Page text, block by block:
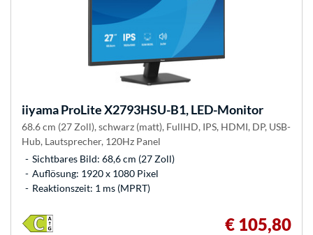
iiyamaProLite X2793HSU-B1, LED-Monitor
68.6 cm (27 Zoll), schwarz (matt), FullHD, IPS, HDMI, DP, USB-
Hub, Lautsprecher, 120Hz Panel
Sichtbares Bild: 68,6 cm (27 Zoll)
Auflösung: 1920 x 1080 Pixel
Reaktionszeit: 1 ms (MPRT)
€ 105,80